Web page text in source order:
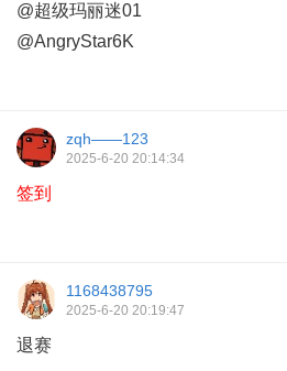
@超级玛丽迷01
@AngryStar6K
zqh——123
2025-6-20 20:14:34
签到
1168438795
2025-6-20 20:19:47
退赛